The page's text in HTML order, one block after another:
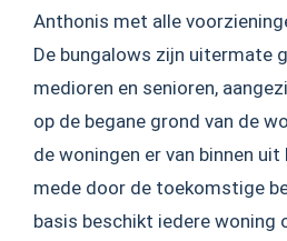
Anthonis met alle
De bungalows zijn uitermate
medioren en senioren,
op de begane grond van de
de woningen er van binnen
mede door de toekomstige
basis beschikt iedere woning